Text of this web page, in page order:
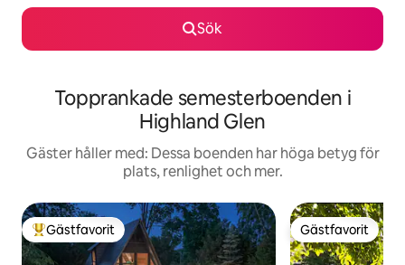
Sök
Topprankade semesterboenden i
Highland Glen
Gäster håller med: Dessa boenden har höga betyg för
plats, renlighet och mer.
Populär gästfavorit
Gästfavorit Gästfavorit
Gästfavorit